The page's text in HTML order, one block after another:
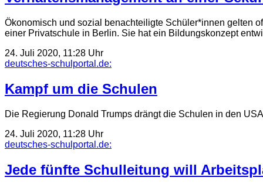
Ökonomisch und sozial benachteiligte Schüler*innen gelten
einer Privatschule in Berlin. Sie hat ein Bildungskonzept
24. Juli 2020, 11:28 Uhr
deutsches-schulportal.de:
Kampf um die Schulen
Die Regierung Donald Trumps drängt die Schulen in den
24. Juli 2020, 11:28 Uhr
deutsches-schulportal.de:
Jede fünfte Schulleitung will